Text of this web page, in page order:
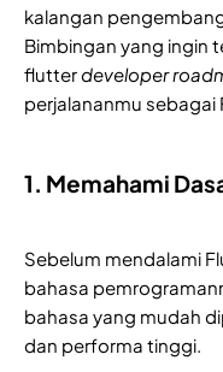
kalangan
Bimbingan yang ingin
flutterdeveloper
perjalananmu sebagai
1. Memahami
Sebelum mendalami
bahasa
bahasa yang mudah
dan performa tinggi.